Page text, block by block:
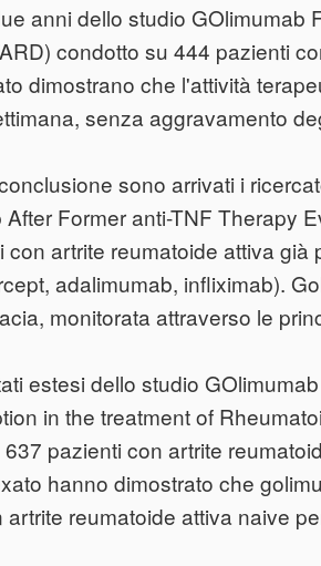
anni dello studio
condotto su 444 pazienti
dimostrano che l'attività
senza aggravamento
sono arrivati i
After Former anti-TNF Therapy
con artrite reumatoide attiva
adalimumab, infliximab).
monitorata attraverso le
estesi dello studio
in the treatment of
pazienti con artrite
hanno dimostrato che
artrite reumatoide attiva naive